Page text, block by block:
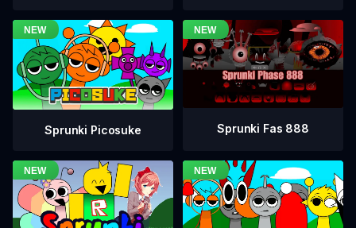
Sprunki Picosuke Sprunki Fas 888